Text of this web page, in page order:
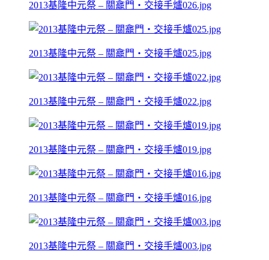
2013基隆中元祭 – 關龕門‧交接手爐026.jpg
2013基隆中元祭 – 關龕門‧交接手爐025.jpg
2013基隆中元祭 – 關龕門‧交接手爐022.jpg
2013基隆中元祭 – 關龕門‧交接手爐019.jpg
2013基隆中元祭 – 關龕門‧交接手爐016.jpg
2013基隆中元祭 – 關龕門‧交接手爐003.jpg